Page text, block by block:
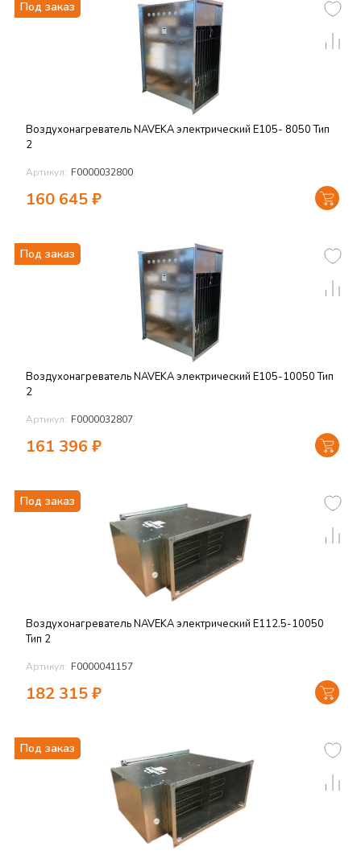
Под заказ
Воздухонагреватель NAVEKA электрический E105- 8050 Тип
2
Артикул: F0000032800
160 645₽
Под заказ
Воздухонагреватель NAVEKA электрический E105-10050 Тип
2
Артикул: F0000032807
161 396 ₽
Под заказ
Воздухонагреватель NAVEKA электрический E112.5-10050
Тип 2
Артикул: F0000041157
182 315₽
Под заказ